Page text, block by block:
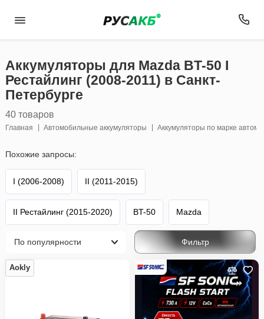
Аккумуляторы для Mazda BT-50 I
Рестайлинг (2008-2011) в Санкт-
Петербурге
40 товаров
Главная Автомобильные аккумуляторы Аккумуляторы по марке
Похожие запросы:
I (2006-2008) II (2011-2015)
II Рестайлинг (2015-2020) BT-50 Mazda
Фильтр
Aokly